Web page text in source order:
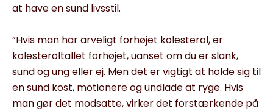
at have en sund livsstil.
”Hvis man har arveligt forhøjet kolesterol, er
kolesteroltallet forhøjet, uanset om du er slank,
sund og ung eller ej. Men det er vigtigt at holde sig til
en sund kost, motionere og undlade at ryge. Hvis
man gør det modsatte, virker det for­stærkende på